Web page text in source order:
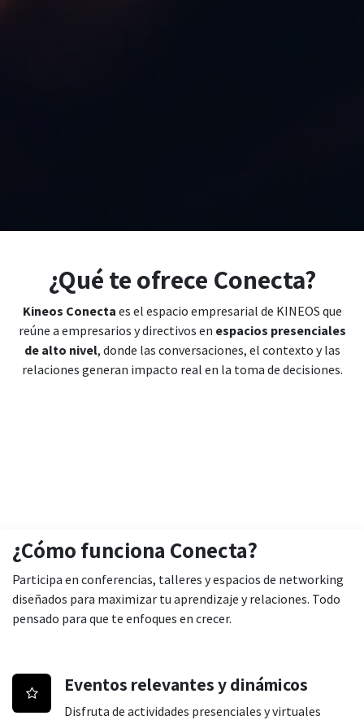
¿Qué te ofrece Conecta?
Kineos Conecta es el espacio empresarial de KINEOS que
reúne a empresarios y directivos en espacios presenciales
de alto nivel, donde las conversaciones, el contexto y las
relaciones generan impacto real en la toma de decisiones.
¿Cómo funciona Conecta?
Participa en conferencias, talleres y espacios de networking
diseñados para maximizar tu aprendizaje y relaciones. Todo
pensado para que te enfoques en crecer.
Eventos relevantes y dinámicos
Disfruta de actividades presenciales y virtuales